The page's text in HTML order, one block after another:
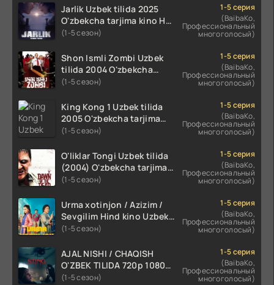
skachat
Jarlik Uzbek tilida 2025
O'zbekcha tarjima kino HD
skachat
(1-5 сезон)
1-5 серия
(BaibaKo,
Профессиональный
многоголосый)
Shon Ismli Zombi Uzbek
tilida 2004 O'zbekcha
tarjima kino HD skachat
(1-5 сезон)
1-5 серия
(BaibaKo,
Профессиональный
многоголосый)
King Kong 1 Uzbek tilida
2005 O'zbekcha tarjima
kino HD skachat
(1-5 сезон)
1-5 серия
(BaibaKo,
Профессиональный
многоголосый)
O'liklar Tongi Uzbek tilida
(2004) O'zbekcha tarjima
kino HD skachat
(1-5 сезон)
1-5 серия
(BaibaKo,
Профессиональный
многоголосый)
Urma xotinjon / Azizim /
Sevgilim Hind kino Uzbek
tilida 2022 O'zbekcha
(1-5 сезон)
1-5 серия
(BaibaKo,
Профессиональный
многоголосый)
AJAL NISHI / CHAQISH
O'ZBEK TILIDA 720p 1080p
Full HD (2024) Tarjima
(1-5 сезон)
1-5 серия
(BaibaKo,
Профессиональный
многоголосый)